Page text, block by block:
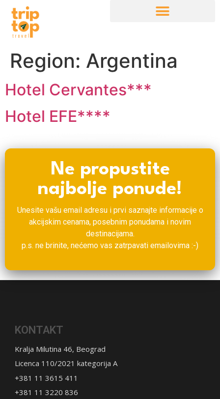
Region: Argentina
Hotel Cervantes***
Hotel EFE****
Ne propustite
najbolje ponude!
Unesite vašu email adresu i prvi saznajte informacije o
akcijskim cenama, posebnim ponudama i novim
destinacijama.
p.s. ne brinite, nećemo vas zatrpavati emailovima :-)
KONTAKT
Kralja Milutina 46, Beograd
Licenca 110/2021 kategorija A
+381 11 3615 411
+381 11 3220 836